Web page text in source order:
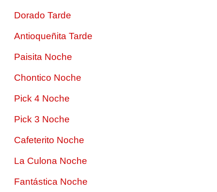
Dorado Tarde
Antioqueñita Tarde
Paisita Noche
Chontico Noche
Pick 4 Noche
Pick 3 Noche
Cafeterito Noche
La Culona Noche
Fantástica Noche